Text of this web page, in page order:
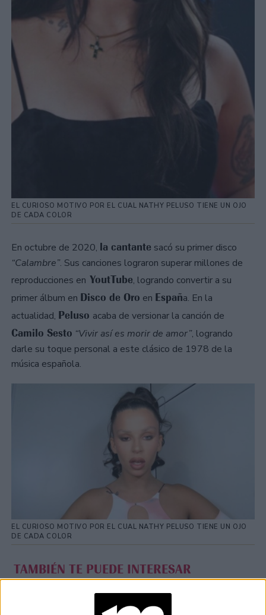
EL CURIOSO MOTIVO POR EL CUAL NATHY PELUSO TIENE UN OJO
DE CADA COLOR
En octubre de 2020, la cantante sacó su primer disco
“Calambre”. Sus canciones lograron superar millones de
reproducciones en YoutTube, logrando convertir a su
primer álbum en Disco de Oro en España. En la
actualidad, Peluso acaba de versionar la canción de
Camilo Sesto “Vivir así es morir de amor”, logrando
darle su toque personal a este clásico de 1978 de la
música española.
EL CURIOSO MOTIVO POR EL CUAL NATHY PELUSO TIENE UN OJO
DE CADA COLOR
TAMBIÉN TE PUEDE INTERESAR
ZOE SALDANA,
PROTAGONISTA DE